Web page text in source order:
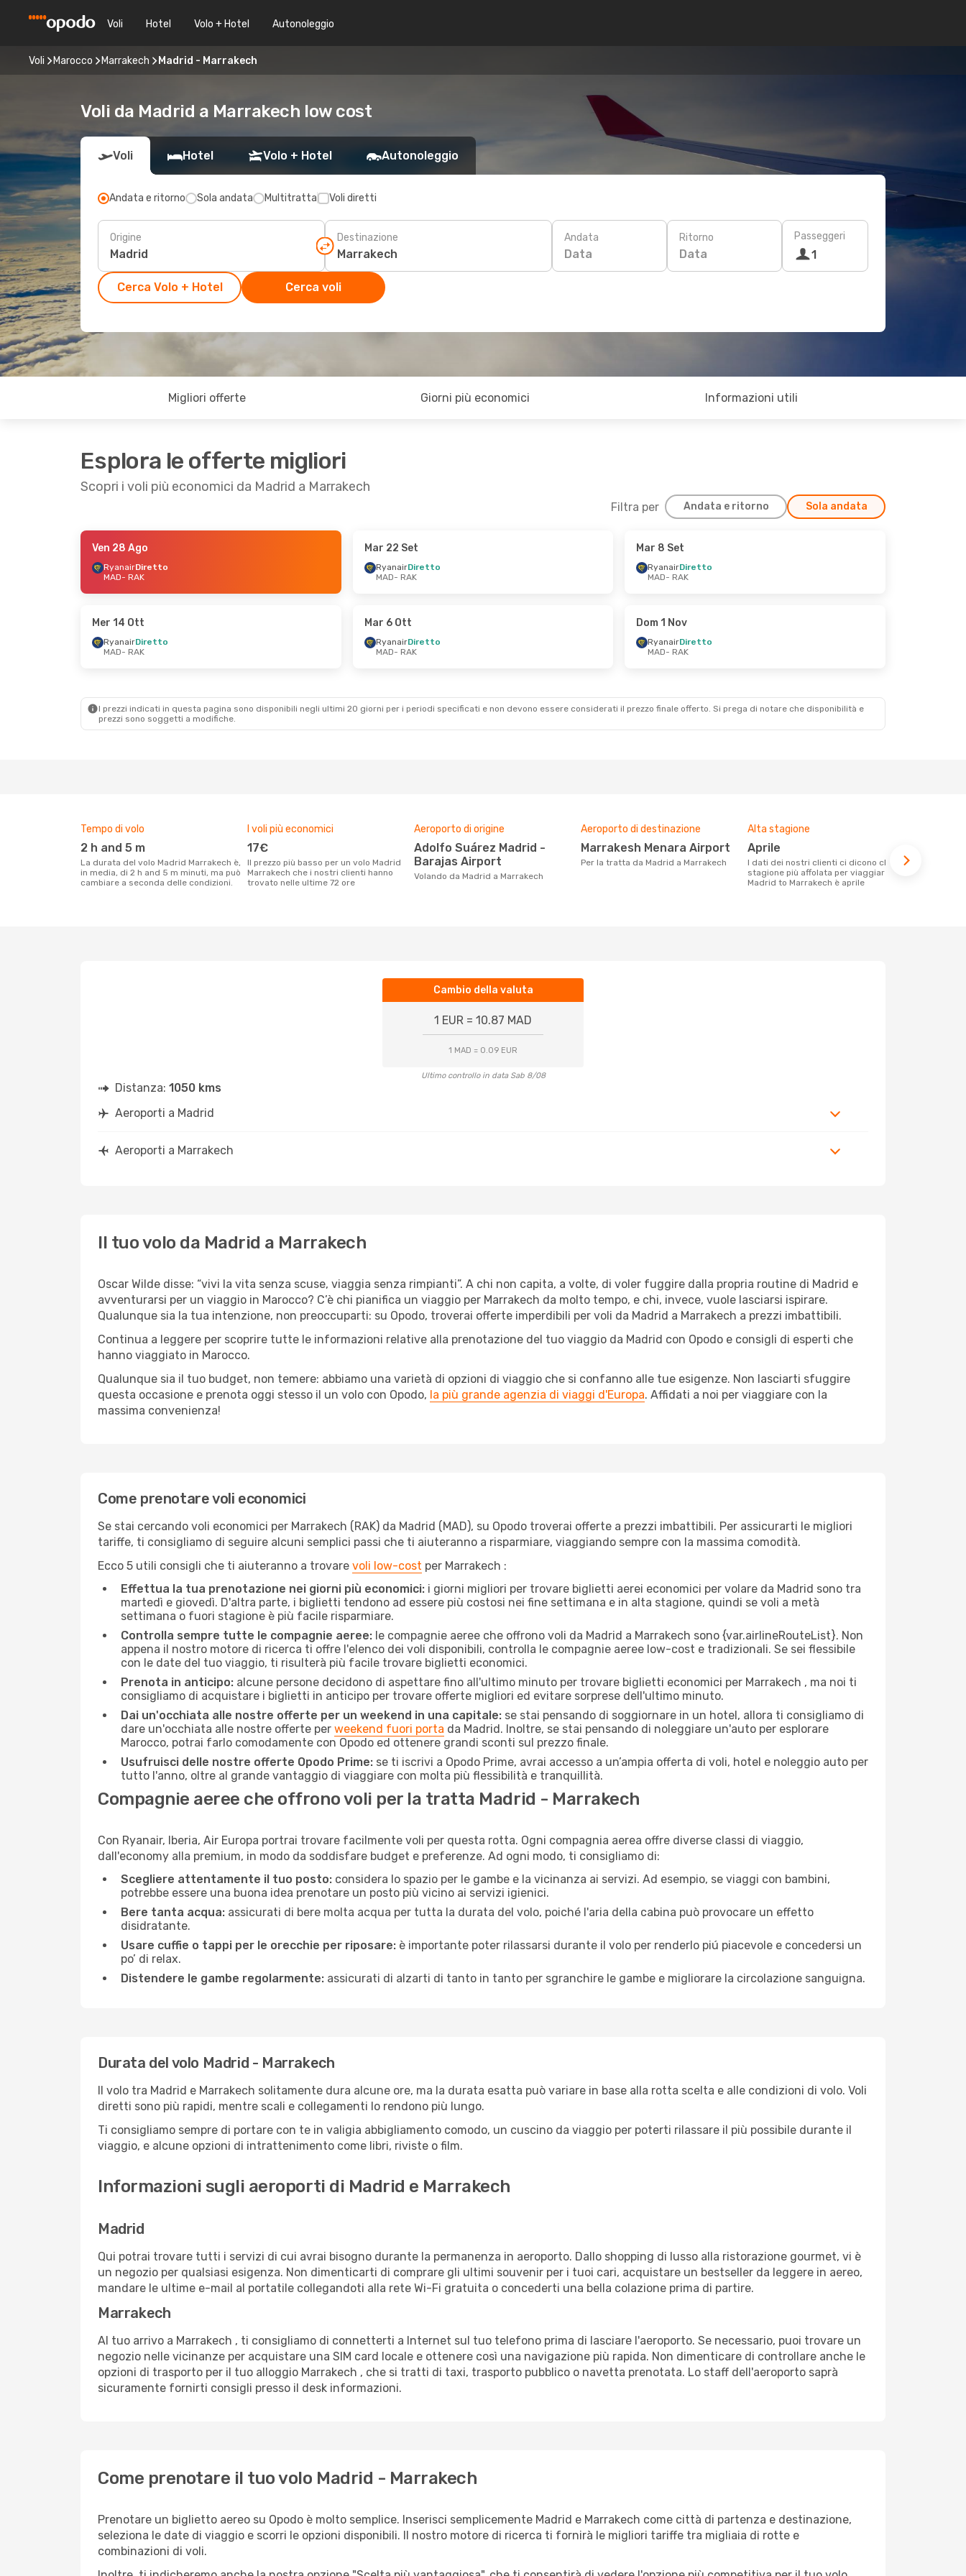
Voli Hotel Volo + Hotel Autonoleggio
Voli Marocco Marrakech Madrid - Marrakech
Voli da Madrid a Marrakech low cost
Voli Hotel Volo + Hotel Autonoleggio
Andata e ritorno Sola andata Multitratta Voli diretti
Origine Destinazione Andata
Data
Ritorno
Data
Passeggeri
1
Cerca Volo + Hotel Cerca voli
Migliori offerte Giorni più economici Informazioni utili
Esplora le offerte migliori
Scopri i voli più economici da Madrid a Marrakech
Filtra per Andata e ritorno Sola andata
- Lun 31 Ago
- Mer 7 Ott
RAK
- MAD - MAD
Ven 28 Ago
RyanairDiretto
MAD- RAK
Mar 22 Set
RyanairDiretto
MAD- RAK
Mar 8 Set
RyanairDiretto
MAD- RAK
Mer 14 Ott
RyanairDiretto
MAD- RAK
Mar 6 Ott
RyanairDiretto
MAD- RAK
Dom 1 Nov
RyanairDiretto
MAD- RAK
I prezzi indicati in questa pagina sono disponibili negli ultimi 20 giorni per i periodi specificati e non devono essere considerati il ​​prezzo finale offerto. Si prega di notare che disponibilità e
prezzi sono soggetti a modifiche.
Tempo di volo
2 h and 5 m
La durata del volo Madrid Marrakech è,
in media, di 2 h and 5 m minuti, ma può
cambiare a seconda delle condizioni.
I voli più economici
17€
Il prezzo più basso per un volo Madrid
Marrakech che i nostri clienti hanno
trovato nelle ultime 72 ore
Aeroporto di origine
Adolfo Suárez Madrid -
Barajas Airport
Volando da Madrid a Marrakech
Aeroporto di destinazione
Marrakesh Menara Airport
Per la tratta da Madrid a Marrakech
Alta stagione
aprile
I dati dei nostri clienti ci dicono che la
stagione più affolata per viaggiare da
Madrid to Marrakech è aprile
Cambio della valuta
1 EUR = 10.87 MAD
1 MAD = 0.09 EUR
Ultimo controllo in data Sab 8/08
Distanza: 1050 kms
Aeroporti a Madrid
Aeroporti a Marrakech
Il tuo volo da Madrid a Marrakech
Oscar Wilde disse: “vivi la vita senza scuse, viaggia senza rimpianti”. A chi non capita, a volte, di voler fuggire dalla propria routine di Madrid e
avventurarsi per un viaggio in Marocco? C’è chi pianifica un viaggio per Marrakech da molto tempo, e chi, invece, vuole lasciarsi ispirare.
Qualunque sia la tua intenzione, non preoccuparti: su Opodo, troverai offerte imperdibili per voli da Madrid a Marrakech a prezzi imbattibili.
Continua a leggere per scoprire tutte le informazioni relative alla prenotazione del tuo viaggio da Madrid con Opodo e consigli di esperti che
hanno viaggiato in Marocco.
Qualunque sia il tuo budget, non temere: abbiamo una varietà di opzioni di viaggio che si confanno alle tue esigenze. Non lasciarti sfuggire
questa occasione e prenota oggi stesso il un volo con Opodo, la più grande agenzia di viaggi d'Europa. Affidati a noi per viaggiare con la
massima convenienza!
Come prenotare voli economici
Se stai cercando voli economici per Marrakech (RAK) da Madrid (MAD), su Opodo troverai offerte a prezzi imbattibili. Per assicurarti le migliori
tariffe, ti consigliamo di seguire alcuni semplici passi che ti aiuteranno a risparmiare, viaggiando sempre con la massima comodità.
Ecco 5 utili consigli che ti aiuteranno a trovare voli low-cost per Marrakech :
Effettua la tua prenotazione nei giorni più economici: i giorni migliori per trovare biglietti aerei economici per volare da Madrid sono tra
martedì e giovedì. D'altra parte, i biglietti tendono ad essere più costosi nei fine settimana e in alta stagione, quindi se voli a metà
settimana o fuori stagione è più facile risparmiare.
Controlla sempre tutte le compagnie aeree: le compagnie aeree che offrono voli da Madrid a Marrakech sono {​var.airlineRouteList}. Non
appena il nostro motore di ricerca ti offre l'elenco dei voli disponibili, controlla le compagnie aeree low-cost e tradizionali. Se sei flessibile
con le date del tuo viaggio, ti risulterà più facile trovare biglietti economici.
Prenota in anticipo: alcune persone decidono di aspettare fino all'ultimo minuto per trovare biglietti economici per Marrakech , ma noi ti
consigliamo di acquistare i biglietti in anticipo per trovare offerte migliori ed evitare sorprese dell'ultimo minuto.
Dai un'occhiata alle nostre offerte per un weekend in una capitale: se stai pensando di soggiornare in un hotel, allora ti consigliamo di
dare un'occhiata alle nostre offerte per weekend fuori porta da Madrid. Inoltre, se stai pensando di noleggiare un'auto per esplorare
Marocco, potrai farlo comodamente con Opodo ed ottenere grandi sconti sul prezzo finale.
Usufruisci delle nostre offerte Opodo Prime: se ti iscrivi a Opodo Prime, avrai accesso a un’ampia offerta di voli, hotel e noleggio auto per
tutto l'anno, oltre al grande vantaggio di viaggiare con molta più flessibilità e tranquillità.
Compagnie aeree che offrono voli per la tratta Madrid - Marrakech
Con Ryanair, Iberia, Air Europa portrai trovare facilmente voli per questa rotta. Ogni compagnia aerea offre diverse classi di viaggio,
dall'economy alla premium, in modo da soddisfare budget e preferenze. Ad ogni modo, ti consigliamo di:
Scegliere attentamente il tuo posto: considera lo spazio per le gambe e la vicinanza ai servizi. Ad esempio, se viaggi con bambini,
potrebbe essere una buona idea prenotare un posto più vicino ai servizi igienici.
Bere tanta acqua: assicurati di bere molta acqua per tutta la durata del volo, poiché l'aria della cabina può provocare un effetto
disidratante.
Usare cuffie o tappi per le orecchie per riposare: è importante poter rilassarsi durante il volo per renderlo piú piacevole e concedersi un
po’ di relax.
Distendere le gambe regolarmente: assicurati di alzarti di tanto in tanto per sgranchire le gambe e migliorare la circolazione sanguigna.
Durata del volo Madrid - Marrakech
Il volo tra Madrid e Marrakech solitamente dura alcune ore, ma la durata esatta può variare in base alla rotta scelta e alle condizioni di volo. Voli
diretti sono più rapidi, mentre scali e collegamenti lo rendono più lungo.
Ti consigliamo sempre di portare con te in valigia abbigliamento comodo, un cuscino da viaggio per poterti rilassare il più possibile durante il
viaggio, e alcune opzioni di intrattenimento come libri, riviste o film.
Informazioni sugli aeroporti di Madrid e Marrakech
Madrid
Qui potrai trovare tutti i servizi di cui avrai bisogno durante la permanenza in aeroporto. Dallo shopping di lusso alla ristorazione gourmet, vi è
un negozio per qualsiasi esigenza. Non dimenticarti di comprare gli ultimi souvenir per i tuoi cari, acquistare un bestseller da leggere in aereo,
mandare le ultime e-mail al portatile collegandoti alla rete Wi-Fi gratuita o concederti una bella colazione prima di partire.
Marrakech
Al tuo arrivo a Marrakech , ti consigliamo di connetterti a Internet sul tuo telefono prima di lasciare l'aeroporto. Se necessario, puoi trovare un
negozio nelle vicinanze per acquistare una SIM card locale e ottenere così una navigazione più rapida. Non dimenticare di controllare anche le
opzioni di trasporto per il tuo alloggio Marrakech , che si tratti di taxi, trasporto pubblico o navetta prenotata. Lo staff dell'aeroporto saprà
sicuramente fornirti consigli presso il desk informazioni.
Come prenotare il tuo volo Madrid - Marrakech
Prenotare un biglietto aereo su Opodo è molto semplice. Inserisci semplicemente Madrid e Marrakech come città di partenza e destinazione,
seleziona le date di viaggio e scorri le opzioni disponibili. Il nostro motore di ricerca ti fornirà le migliori tariffe tra migliaia di rotte e
combinazioni di voli.